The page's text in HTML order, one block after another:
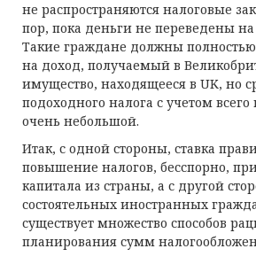
не распространяются налоговые
пор, пока деньги не переведены
Такие граждане должны
на доход, получаемый в
имущество, находящееся в UK, но
подоходного налога с учетом всего
очень небольшой.
Итак, с одной стороны, ставка
повышение налогов, бесспорно,
капитала из страны, а с другой
состоятельных иностранных
существует множество способов
планирования сумм